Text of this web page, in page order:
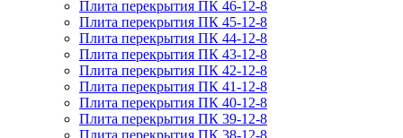
Плита перекрытия ПК 46-12-8
Плита перекрытия ПК 45-12-8
Плита перекрытия ПК 44-12-8
Плита перекрытия ПК 43-12-8
Плита перекрытия ПК 42-12-8
Плита перекрытия ПК 41-12-8
Плита перекрытия ПК 40-12-8
Плита перекрытия ПК 39-12-8
Плита перекрытия ПК 38-12-8